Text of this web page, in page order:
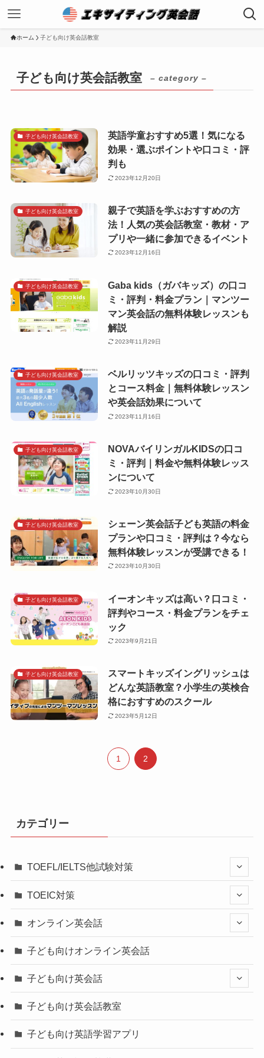
ホーム 子ども向け英会話教室
子ども向け英会話教室 – category –
子ども向け英会話教室
英語学童おすすめ5選！気になる
効果・選ぶポイントや口コミ・評
判も
2023年12月20日
子ども向け英会話教室
親子で英語を学ぶおすすめの方
法！人気の英会話教室・教材・ア
プリや一緒に参加できるイベント
2023年12月16日
子ども向け英会話教室
Gaba kids（ガバキッズ）の口コ
ミ・評判・料金プラン｜マンツー
マン英会話の無料体験レッスンも
解説
2023年11月29日
子ども向け英会話教室
ベルリッツキッズの口コミ・評判
とコース料金｜無料体験レッスン
や英会話効果について
2023年11月16日
子ども向け英会話教室
NOVAバイリンガルKIDSの口コ
ミ・評判｜料金や無料体験レッス
ンについて
2023年10月30日
子ども向け英会話教室
シェーン英会話子ども英語の料金
プランや口コミ・評判は？今なら
無料体験レッスンが受講できる！
2023年10月30日
子ども向け英会話教室
イーオンキッズは高い？口コミ・
評判やコース・料金プランをチェ
ック
2023年9月21日
子ども向け英会話教室
スマートキッズイングリッシュは
どんな英語教室？小学生の英検合
格におすすめのスクール
2023年5月12日
1 2
カテゴリー
TOEFL/IELTS他試験対策
TOEIC対策
オンライン英会話
子ども向けオンライン英会話
子ども向け英会話
子ども向け英会話教室
子ども向け英語学習アプリ